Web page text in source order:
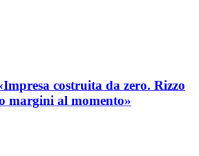
costruita da zero. Rizzo
margini al momento»